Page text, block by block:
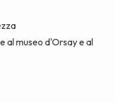
al museo d'Orsay e al